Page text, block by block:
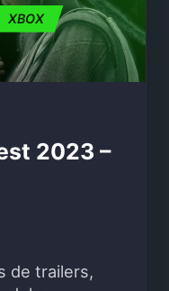
XBOX
2023 –
de trailers,